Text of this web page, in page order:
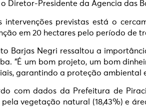
Diretor-Presidente da Agencia das
intervenções previstas está o
em 20 hectares pelo período de
Barjas Negri ressaltou a
“É um bom projeto, um bom
garantindo a proteção ambiental
com dados da Prefeitura de
vegetação natural (18,43%) e